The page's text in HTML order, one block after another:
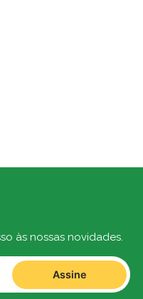
às nossas novidades.
Assine